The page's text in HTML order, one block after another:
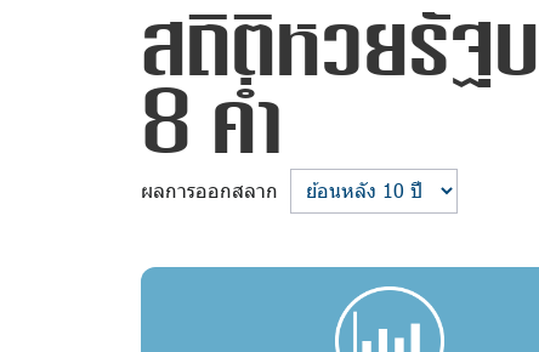
สถิติหวยรัฐ
8 ค่ำ
ผลการออกสลาก